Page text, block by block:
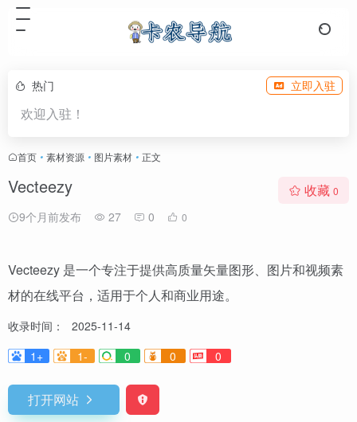
热门 立即入驻
欢迎入驻！
首页 • 素材资源 • 图片素材 • 正文
Vecteezy
9个月前发布 27 0 0
收藏 0
Vecteezy 是一个专注于提供高质量矢量图形、图片和视频素
材的在线平台，适用于个人和商业用途。
收录时间：
2025-11-14
1+
1- 0 0 0
打开网站